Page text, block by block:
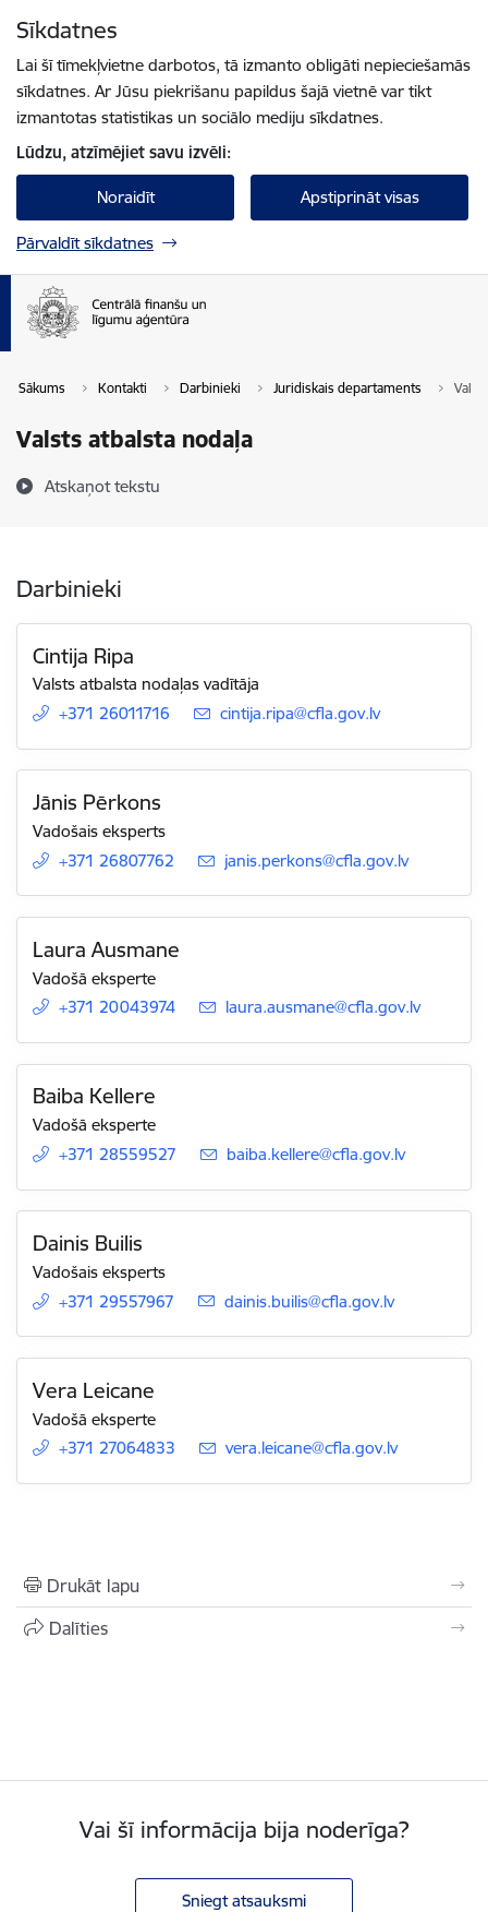
Sīkdatnes
Lai šī tīmekļvietne darbotos, tā izmanto obligāti nepieciešamās
sīkdatnes. Ar Jūsu piekrišanu papildus šajā vietnē var tikt
izmantotas statistikas un sociālo mediju sīkdatnes.
Lūdzu, atzīmējiet savu izvēli:
Noraidīt Apstiprināt visas
Pārvaldīt sīkdatnes
Sākums Kontakti Darbinieki Juridiskais departaments
Valsts atbalsta nodaļa
Atskaņot tekstu
Darbinieki
Cintija Ripa
Valsts atbalsta nodaļas vadītāja
+371 26011716
E-pasts:
cintija.ripa@cfla.gov.lv
Jānis Pērkons
Vadošais eksperts
+371 26807762
E-pasts:
janis.perkons@cfla.gov.lv
Laura Ausmane
Vadošā eksperte
+371 20043974
E-pasts:
laura.ausmane@cfla.gov.lv
Baiba Kellere
Vadošā eksperte
+371 28559527
E-pasts:
baiba.kellere@cfla.gov.lv
Dainis Builis
Vadošais eksperts
+371 29557967
E-pasts:
dainis.builis@cfla.gov.lv
Vera Leicane
Vadošā eksperte
+371 27064833
E-pasts:
vera.leicane@cfla.gov.lv
Drukāt lapu
Dalīties
Vai šī informācija bija noderīga?
Sniegt atsauksmi